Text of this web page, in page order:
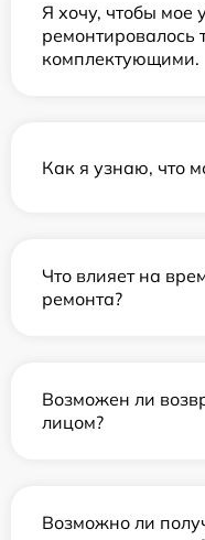
Я хочу, чтобы мое
комплектующими.
Как я узнаю, что
Что влияет на
ремонта?
Возможен ли
лицом?
Возможно ли